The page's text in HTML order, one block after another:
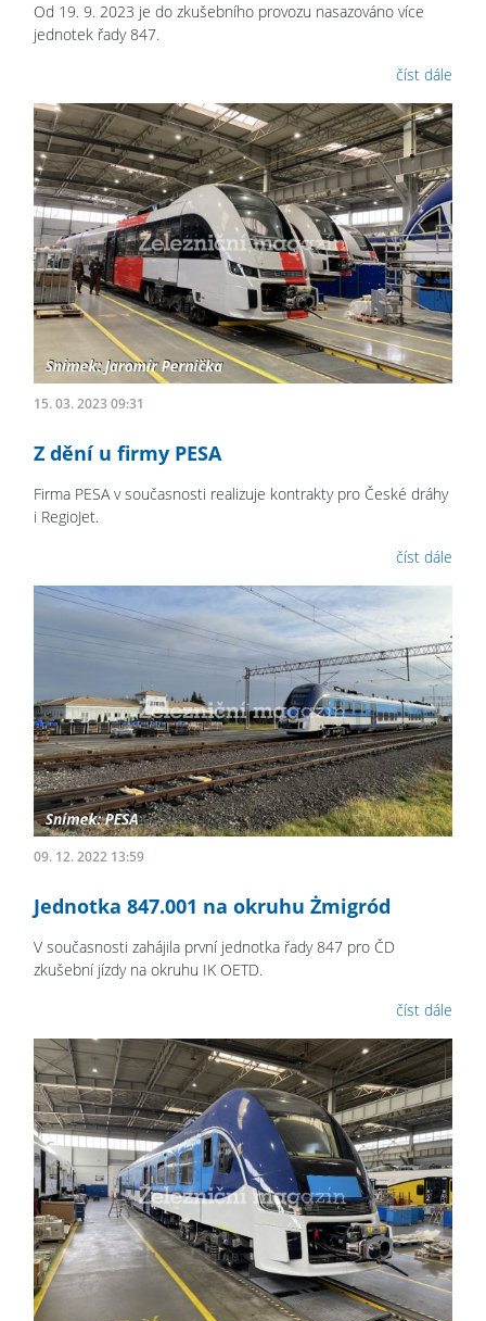
Od 19. 9. 2023 je do zkušebního provozu nasazováno více
jednotek řady 847.
číst dále
15. 03. 2023 09:31
Z dění u firmy PESA
Firma PESA v současnosti realizuje kontrakty pro České dráhy
i RegioJet.
číst dále
09. 12. 2022 13:59
Jednotka 847.001 na okruhu Żmigród
V současnosti zahájila první jednotka řady 847 pro ČD
zkušební jízdy na okruhu IK OETD.
číst dále